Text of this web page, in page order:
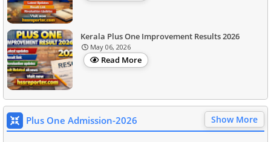
Kerala Plus One Improvement Results 2026
May 06, 2026
Read More
Plus One Admission-2026 Show More